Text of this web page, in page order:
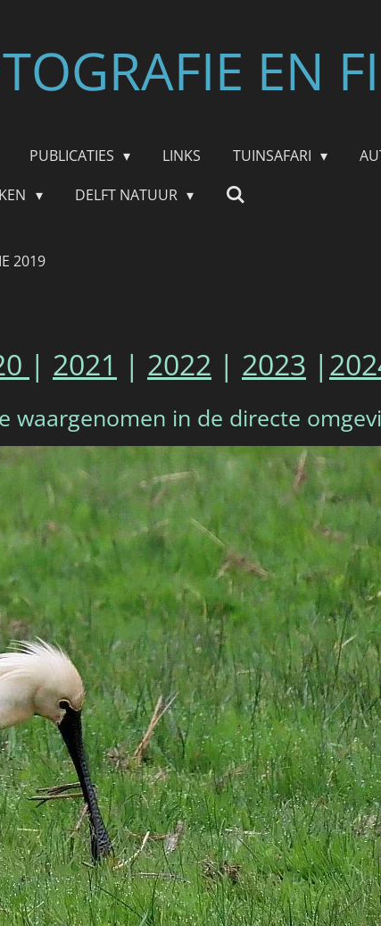
EN
PUBLICATIES LINKS TUINSAFARI
DELFT NATUUR
2019
| 2021 | 2022 | 2023 |
waargenomen in de directe